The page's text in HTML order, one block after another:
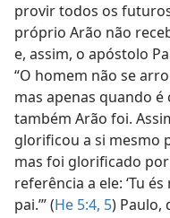
provir todos os
próprio Arão não
e, assim, o apóstolo
“O homem não se
mas apenas quando
também Arão foi.
glorificou a si mesmo
mas foi glorificado
referência a ele: ‘Tu
pai.’” (He 5:4, 5) Paulo,